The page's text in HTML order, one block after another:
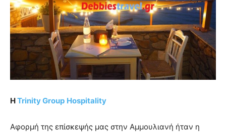
ΗTrinity Group Hospitality
Αφορμή της επίσκεψής μας στην Αμμουλιανή ήταν η